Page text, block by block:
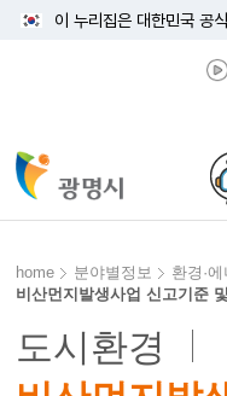
이 누리집은 대한민국 공
home 분야별정보 환경·에
비산먼지발생사업 신고기준
도시환경